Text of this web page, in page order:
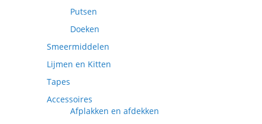
Putsen
Doeken
Smeermiddelen
Lijmen en Kitten
Tapes
Accessoires
Afplakken en afdekken